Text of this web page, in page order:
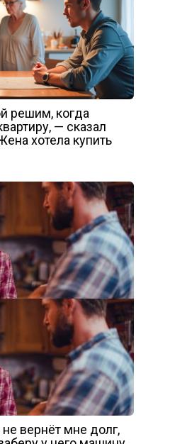
решим, когда
— сказал
хотела купить
вернёт мне долг,